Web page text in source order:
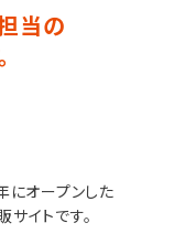
当の
オープンした
イトです。